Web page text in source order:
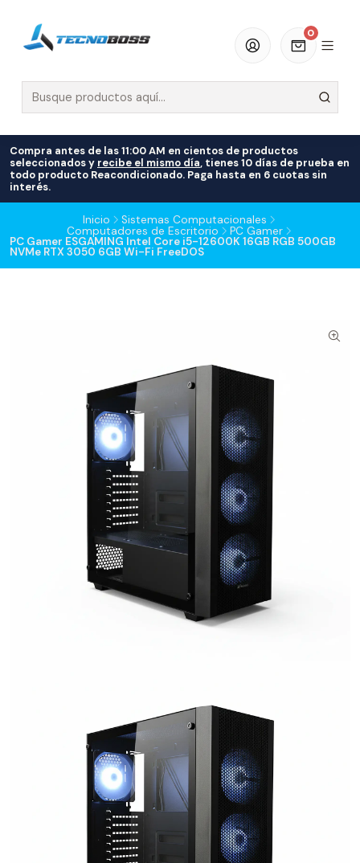
0
Compra antes de las 11:00 AM en cientos de productos
seleccionados y recibe el mismo día, tienes 10 días de prueba en
todo producto Reacondicionado. Paga hasta en 6 cuotas sin
interés.
Inicio
Sistemas Computacionales
Computadores de Escritorio
PC Gamer
PC Gamer ESGAMING Intel Core i5-12600K 16GB RGB 500GB
NVMe RTX 3050 6GB Wi-Fi FreeDOS